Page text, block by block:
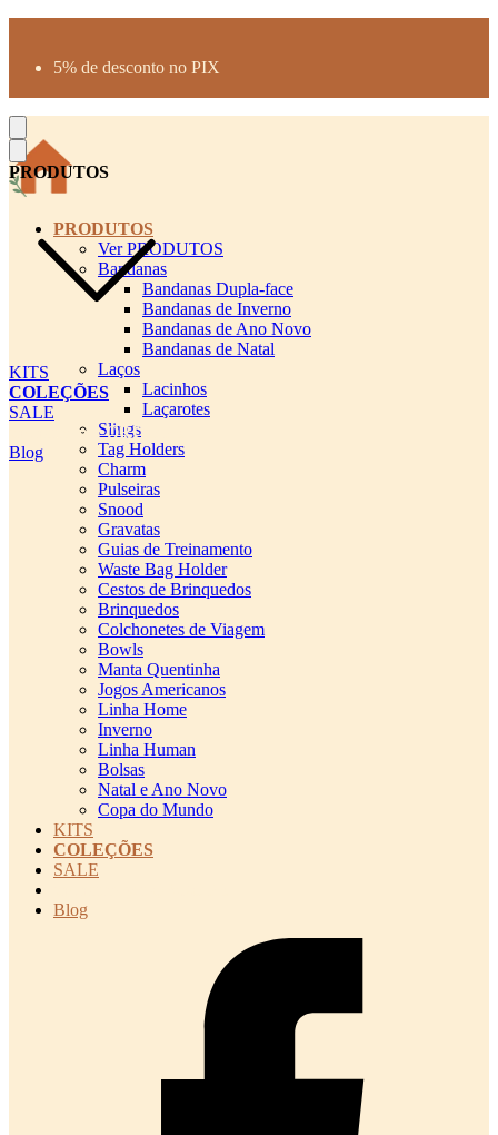
5% de desconto no PIX
PRODUTOS
KITS
COLEÇÕES
SALE
cadastro pet QRCODE
Blog
PRODUTOS
Ver PRODUTOS
Bandanas
Bandanas Dupla-face
Bandanas de Inverno
Bandanas de Ano Novo
Bandanas de Natal
Laços
Lacinhos
Laçarotes
Slings
Tag Holders
Charm
Pulseiras
Snood
Gravatas
Guias de Treinamento
Waste Bag Holder
Cestos de Brinquedos
Brinquedos
Colchonetes de Viagem
Bowls
Manta Quentinha
Jogos Americanos
Linha Home
Inverno
Linha Human
Bolsas
Natal e Ano Novo
Copa do Mundo
KITS
COLEÇÕES
SALE
Blog